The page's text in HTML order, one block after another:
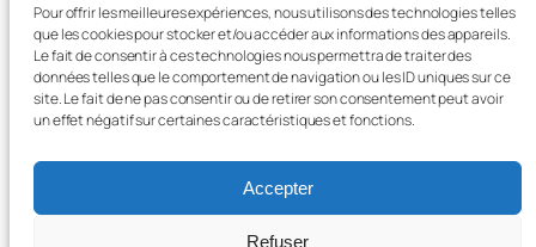
Pour offrir les meilleures expériences, nous utilisons des technologies telles
que les cookies pour stocker et/ou accéder aux informations des appareils.
Le fait de consentir à ces technologies nous permettra de traiter des
données telles que le comportement de navigation ou les ID uniques sur ce
site. Le fait de ne pas consentir ou de retirer son consentement peut avoir
un effet négatif sur certaines caractéristiques et fonctions.
Accepter
Refuser
et formation
Blog
À propos
FAQ
Évènements
Boutique
Compositions
Thèmes